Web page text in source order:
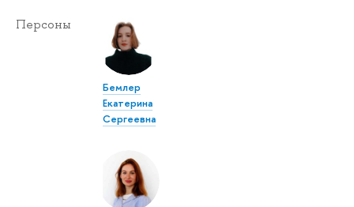
Персоны
Бемлер
Екатерина
Сергеевна